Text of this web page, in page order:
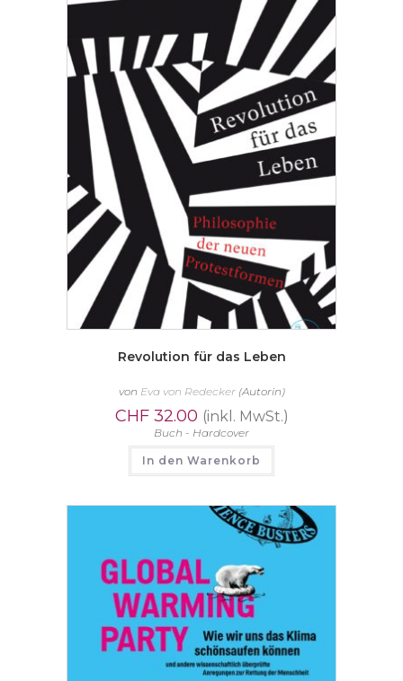
Revolution für das Leben
von Eva von Redecker(Autorin)
CHF32.00 (inkl. MwSt.)
Buch - Hardcover
In den Warenkorb